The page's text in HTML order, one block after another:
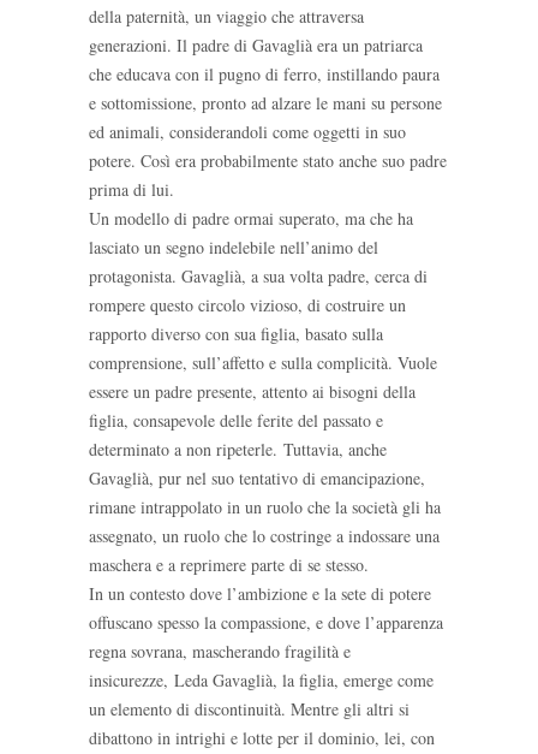
della paternità, un viaggio che attraversa
generazioni. Il padre di Gavaglià era un patriarca
che educava con il pugno di ferro, instillando paura
e sottomissione, pronto ad alzare le mani su persone
ed animali, considerandoli come oggetti in suo
potere. Così era probabilmente stato anche suo padre
prima di lui.
Un modello di padre ormai superato, ma che ha
lasciato un segno indelebile nell’animo del
protagonista. Gavaglià, a sua volta padre, cerca di
rompere questo circolo vizioso, di costruire un
rapporto diverso con sua figlia, basato sulla
comprensione, sull’affetto e sulla complicità. Vuole
essere un padre presente, attento ai bisogni della
figlia, consapevole delle ferite del passato e
determinato a non ripeterle. Tuttavia, anche
Gavaglià, pur nel suo tentativo di emancipazione,
rimane intrappolato in un ruolo che la società gli ha
assegnato, un ruolo che lo costringe a indossare una
maschera e a reprimere parte di se stesso.
In un contesto dove l’ambizione e la sete di potere
offuscano spesso la compassione, e dove l’apparenza
regna sovrana, mascherando fragilità e
insicurezze, Leda Gavaglià, la figlia, emerge come
un elemento di discontinuità. Mentre gli altri si
dibattono in intrighi e lotte per il dominio, lei, con